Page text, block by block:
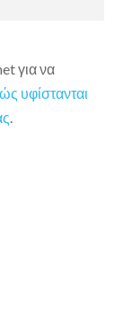
για να
υφίστανται
.